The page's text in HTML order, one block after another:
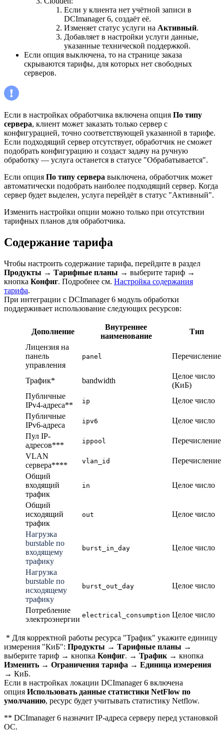
Если у клиента нет учётной записи в
DCImanager 6, создаёт её.
Изменяет статус услуги на Активный.
Добавляет в настройки услуги данные,
указанные технической поддержкой.
Если опция выключена, то на странице заказа
скрываются тарифы, для которых нет свободных
серверов.
Если в настройках обработчика включена опция По типу
сервера, клиент может заказать только сервер с
конфигурацией, точно соответствующей указанной в тарифе.
Если подходящий сервер отсутствует, обработчик не сможет
подобрать конфигурацию и создаст задачу на ручную
обработку — услуга останется в статусе "Обрабатывается".
Если опция По типу сервера выключена, обработчик может
автоматически подобрать наиболее подходящий сервер. Когда
сервер будет выделен, услуга перейдёт в статус "Активный".
Изменить настройки опции можно только при отсутствии
тарифных планов для обработчика.
Содержание тарифа
Чтобы настроить содержание тарифа, перейдите в раздел
Продукты → Тарифные планы → выберите тариф →
кнопка Конфиг. Подробнее см. Настройка содержания
тарифа.
При интеграции с DCImanager 6 модуль обработки
поддерживает использование следующих ресурсов:
Дополнение
Внутреннее
наименование
Тип
Лицензия на
панель
управления
panel Перечисление
Трафик* bandwidth
Целое число
(КиБ)
Публичные
IPv4-адреса**
ip
Целое число
Публичные
IPv6-адреса
ipv6
Целое число
Пул IP-
адресов***
ippool
Перечисление
VLAN
сервера****
vlan_id
Перечисление
Общий
входящий
трафик
in Целое число
Общий
исходящий
трафик
out Целое число
Нагрузка
burstable по
входящему
трафику
burst_in_day Целое число
Нагрузка
burstable по
исходящему
трафику
burst_out_day Целое число
Потребление
электроэнергии electrical_consumption Целое число
* Для корректной работы ресурса "Трафик" укажите единицу
измерения "КиБ": Продукты → Тарифные планы →
выберите тариф → кнопка Конфиг. → Трафик → кнопка
Изменить → Ограничения тарифа → Единица измерения
→ КиБ.
Если в настройках локации DCImanager 6 включена
опция Использовать данные статистики NetFlow по
умолчанию, ресурс будет учитывать статистику Netflow.
** DCImanager 6 назначит IP-адреса серверу перед установкой
ОС.